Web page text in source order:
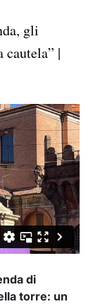
gli
cautela” |
di
torre: un